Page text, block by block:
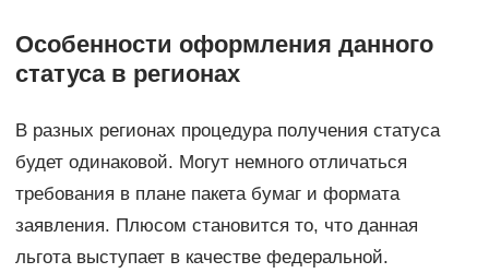
Особенности оформления данного
статуса в регионах
В разных регионах процедура получения статуса
будет одинаковой. Могут немного отличаться
требования в плане пакета бумаг и формата
заявления. Плюсом становится то, что данная
льгота выступает в качестве федеральной.